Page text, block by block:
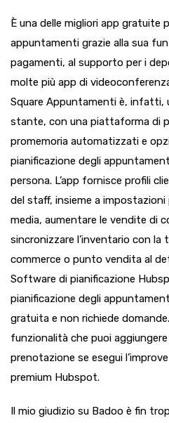
È una delle migliori app gratuite
appuntamenti grazie alla sua
pagamenti, al supporto per i
molte più app di
Square Appuntamenti è, infatti,
stante, con una piattaforma di
promemoria automatizzati e
pianificazione degli
persona. L’app fornisce profili
del staff, insieme a impostazioni
media, aumentare le vendite di
sincronizzare l’inventario con
commerce o punto vendita al
Software di pianificazione
pianificazione degli
gratuita e non richiede
funzionalità che puoi
prenotazione se esegui
premium Hubspot.
Il mio giudizio su Badoo è fin